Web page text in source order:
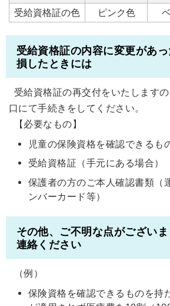
受給資格証の色
ピンク色
受給資格証の内容に変更があ
損したときには
受給資格証の再交付をいたします
口にて手続きをしてください。
【必要なもの】
児童の保険資格を確認できるも
受給資格証（手元にある場合）
保護者の方のご本人確認書類（
ンバーカード等）
その他、ご不明な点がござい
連絡ください
（例）
保険資格を確認できるものを持